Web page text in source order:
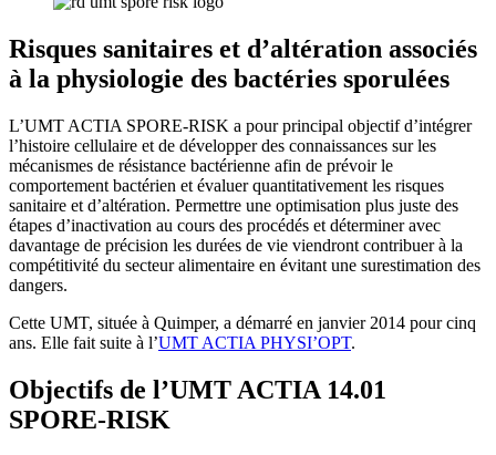
Risques sanitaires et d’altération associés
à la physiologie des bactéries sporulées
L’UMT ACTIA SPORE-RISK a pour principal objectif d’intégrer
l’histoire cellulaire et de développer des connaissances sur les
mécanismes de résistance bactérienne afin de prévoir le
comportement bactérien et évaluer quantitativement les risques
sanitaire et d’altération. Permettre une optimisation plus juste des
étapes d’inactivation au cours des procédés et déterminer avec
davantage de précision les durées de vie viendront contribuer à la
compétitivité du secteur alimentaire en évitant une surestimation des
dangers.
Cette UMT, située à Quimper, a démarré en janvier 2014 pour cinq
ans. Elle fait suite à l’UMT ACTIA PHYSI’OPT.
Objectifs de l’UMT ACTIA 14.01
SPORE-RISK